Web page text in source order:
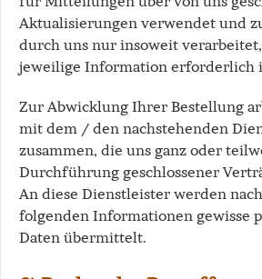
Aktualisierungen verwendet und
durch uns nur insoweit
jeweilige Information erforderlich
Zur Abwicklung Ihrer Bestellung
mit dem / den nachstehenden
zusammen, die uns ganz oder
Durchführung geschlossener
An diese Dienstleister werden
folgenden Informationen gewisse
Daten übermittelt.